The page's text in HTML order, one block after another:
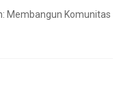
Membangun Komunitas